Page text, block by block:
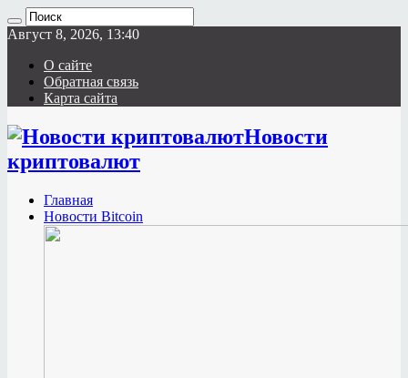
Август 8, 2026, 13:40
О сайте
Обратная связь
Карта сайта
Новости
криптовалют
Главная
Новости Bitcoin